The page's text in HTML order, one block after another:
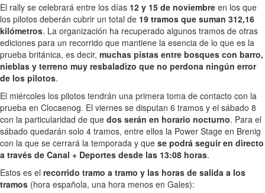
El rally se celebrará entre los días 12 y 15 de noviembre en los que
los pilotos deberán cubrir un total de 19 tramos que suman 312,16
kilómetros. La organización ha recuperado algunos tramos de otras
ediciones para un recorrido que mantiene la esencia de lo que es la
prueba británica, es decir, muchas pistas entre bosques con barro,
nieblas y terreno muy resbaladizo que no perdona ningún error
de los pilotos.
El miércoles los pilotos tendrán una primera toma de contacto con la
prueba en Clocaenog. El viernes se disputan 6 tramos y el sábado 8
con la particularidad de que dos serán en horario nocturno. Para el
sábado quedarán solo 4 tramos, entre ellos la Power Stage en Brenig
con la que se cerrará la temporada y que se podrá seguir en directo
a través de Canal + Deportes desde las 13:08 horas.
Estos es el recorrido tramo a tramo y las horas de salida a los
tramos (hora española, una hora menos en Gales):